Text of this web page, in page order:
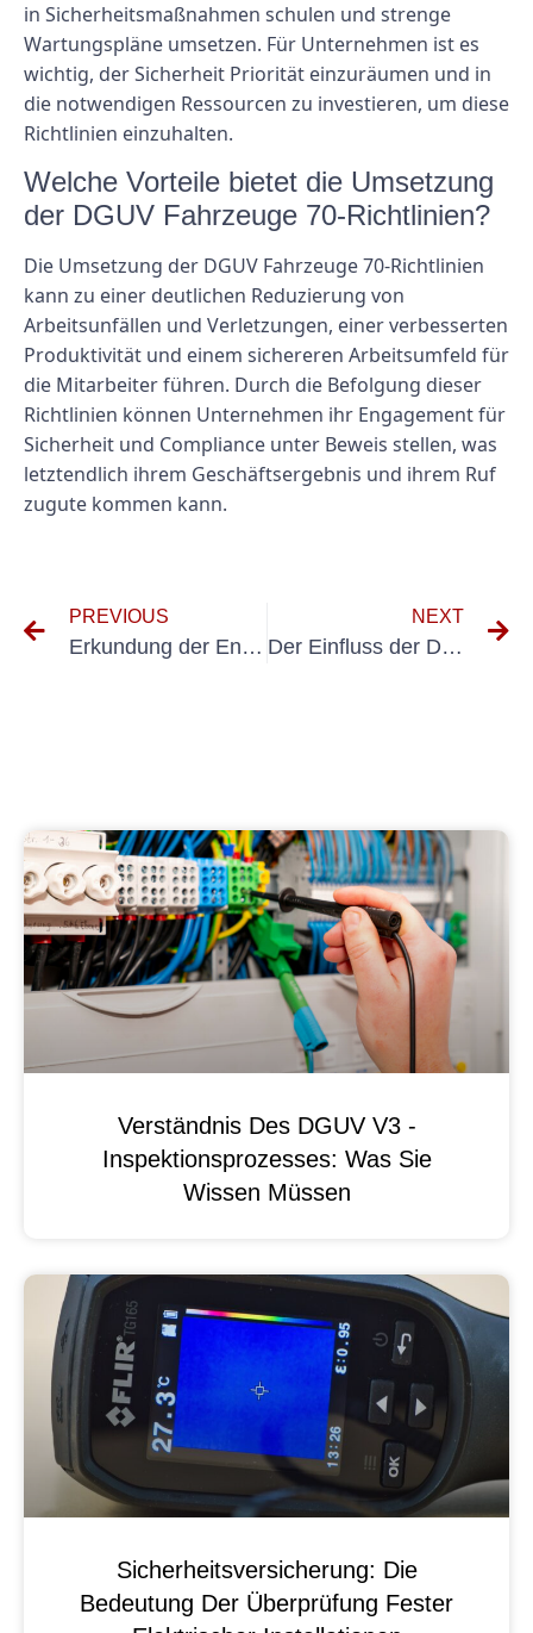
in Sicherheitsmaßnahmen schulen und strenge
Wartungspläne umsetzen. Für Unternehmen ist es
wichtig, der Sicherheit Priorität einzuräumen und in
die notwendigen Ressourcen zu investieren, um diese
Richtlinien einzuhalten.
Welche Vorteile bietet die Umsetzung
der DGUV Fahrzeuge 70-Richtlinien?
Die Umsetzung der DGUV Fahrzeuge 70-Richtlinien
kann zu einer deutlichen Reduzierung von
Arbeitsunfällen und Verletzungen, einer verbesserten
Produktivität und einem sichereren Arbeitsumfeld für
die Mitarbeiter führen. Durch die Befolgung dieser
Richtlinien können Unternehmen ihr Engagement für
Sicherheit und Compliance unter Beweis stellen, was
letztendlich ihrem Geschäftsergebnis und ihrem Ruf
zugute kommen kann.
PREVIOUS
Erkundung der Entwicklung der DGUV-Standards für Elektrogeräte
NEXT
Der Einfluss der DGUV Maschinenprüfung auf Produktivität und Effizienz am Arbeitsplatz
Verständnis Des DGUV V3 -
Inspektionsprozesses: Was Sie
Wissen Müssen
Sicherheitsversicherung: Die
Bedeutung Der Überprüfung Fester